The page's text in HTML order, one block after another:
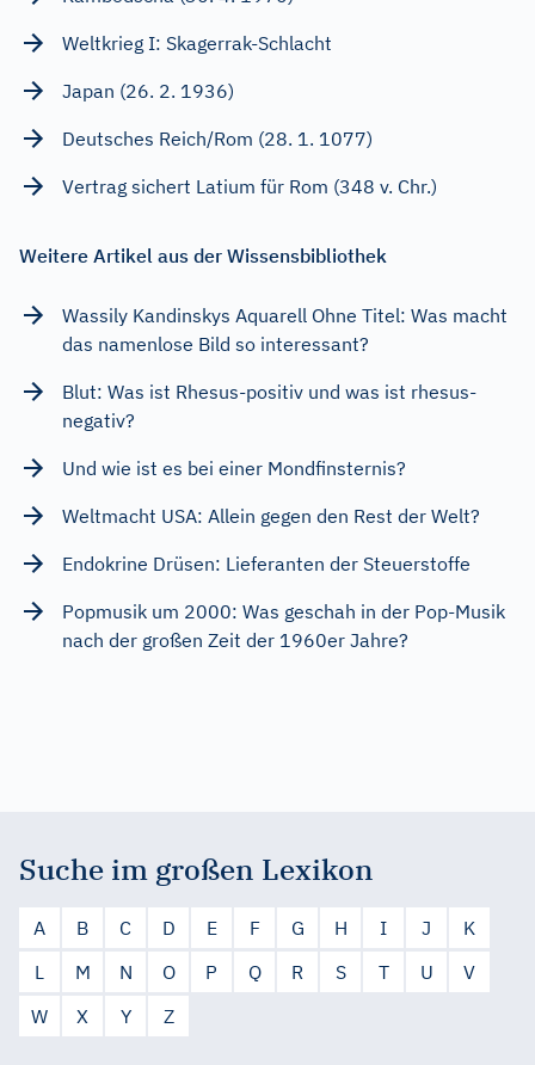
Weltkrieg I: Skagerrak-Schlacht
Japan (26. 2. 1936)
Deutsches Reich/Rom (28. 1. 1077)
Vertrag sichert Latium für Rom (348 v. Chr.)
Weitere Artikel aus der Wissensbibliothek
Wassily Kandinskys Aquarell Ohne Titel: Was macht
das namenlose Bild so interessant?
Blut: Was ist Rhesus-positiv und was ist rhesus-
negativ?
Und wie ist es bei einer Mondfinsternis?
Weltmacht USA: Allein gegen den Rest der Welt?
Endokrine Drüsen: Lieferanten der Steuerstoffe
Popmusik um 2000: Was geschah in der Pop-Musik
nach der großen Zeit der 1960er Jahre?
Suche im großen Lexikon
A B C D E F G H I J
K
L
M N O P Q R S T U
V
W
X Y Z